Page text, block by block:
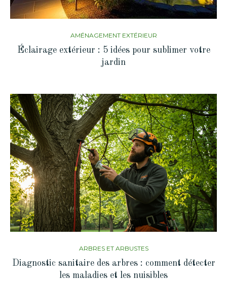
AMÉNAGEMENT EXTÉRIEUR
Éclairage extérieur : 5 idées pour sublimer votre
jardin
ARBRES ET ARBUSTES
Diagnostic sanitaire des arbres : comment détecter
les maladies et les nuisibles